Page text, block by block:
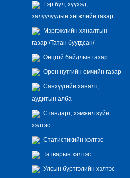
Гэр бүл, хүүхэд,
залуучуудын хөгжлийн газар
Мэргэжлийн хяналтын
газар /Татан буугдсан/
Онцгой байдлын газар
Орон нутгийн өмчийн газар
Санхүүгийн хяналт,
аудитын алба
Стандарт, хэмжил зүйн
хэлтэс
Статистикийн хэлтэс
Татварын хэлтэс
Улсын бүртгэлийн хэлтэс